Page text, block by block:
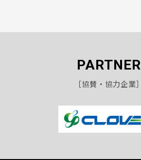
PARTNER
［協賛・協力企業］